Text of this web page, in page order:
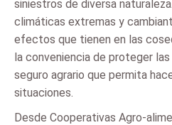
siniestros de diversa
climáticas extremas y
efectos que tienen en las
la conveniencia de proteger
seguro agrario que permita
situaciones.
Desde Cooperativas Agro-